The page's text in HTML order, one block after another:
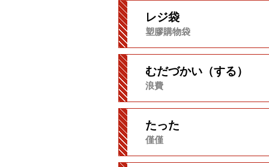
レジ袋
塑膠購物袋
むだづかい（する）
浪費
たった
僅僅